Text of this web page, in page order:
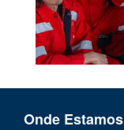
Onde Estamos